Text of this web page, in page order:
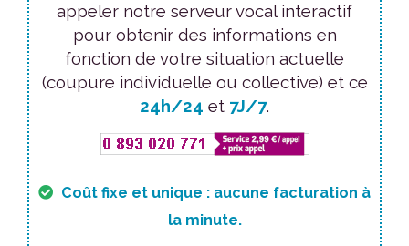
appeler notre serveur vocal interactif
pour obtenir des informations en
fonction de votre situation actuelle
(coupure individuelle ou collective) et ce
24h/24 et 7J/7.
Coût fixe et unique : aucune facturation à
la minute.